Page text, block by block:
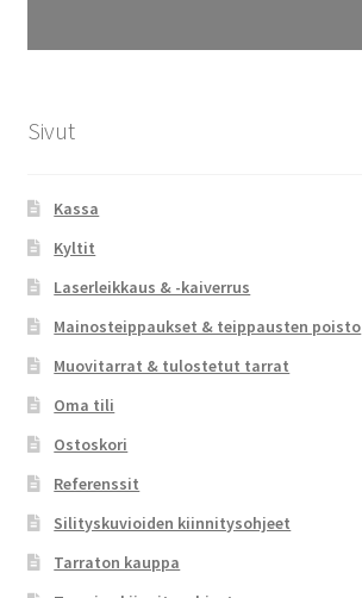
Sivut
Kassa
Kyltit
Laserleikkaus & -kaiverrus
Mainosteippaukset & teippausten poisto
Muovitarrat & tulostetut tarrat
Oma tili
Ostoskori
Referenssit
Silityskuvioiden kiinnitysohjeet
Tarraton kauppa